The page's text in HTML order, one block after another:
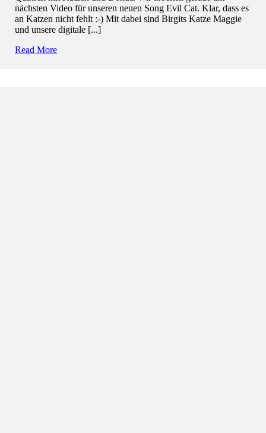
nächsten Video für unseren neuen Song Evil Cat. Klar, dass es
an Katzen nicht fehlt :-) Mit dabei sind Birgits Katze Maggie
und unsere digitale [...]
Read More